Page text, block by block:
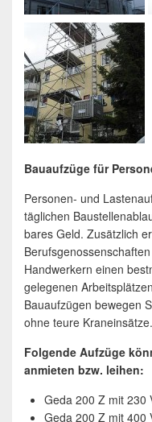
Bauaufzüge für
Personen- und
täglichen
bares Geld. Zusätzlich
Handwerkern einen
gelegenen
Bauaufzügen bewegen
ohne teure Kraneinsätze.
Folgende Aufzüge
anmieten bzw. leihen:
Geda 200 Z mit 230
Geda 200 Z mit 400